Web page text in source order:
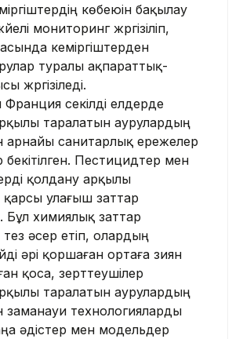
көбеюін бақылау
мониторинг жүргізіліп,
кеміргіштерден
туралы ақпараттық-
жүргізіледі.
секілді елдерде
таралатын аурулардың
арнайы санитарлық ережелер
Пестицидтер мен
қолдану арқылы
қарсы улағыш заттар
химиялық заттар
тез әсер етіп, олардың
әрі қоршаған ортаға зиян
қоса, зерттеушілер
таралатын аурулардың
заманауи технологияларды
әдістер мен модельдер